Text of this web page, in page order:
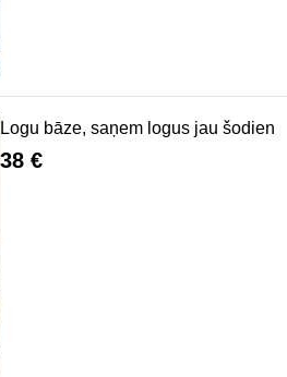
Logu bāze, saņem logus jau šodien
38 €